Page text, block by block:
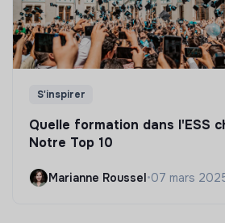
S'inspirer
Quelle formation dans l'ESS
Notre Top 10
Marianne Roussel•07 mars